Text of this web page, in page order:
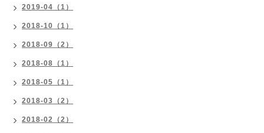
2019-04（1）
2018-10（1）
2018-09（2）
2018-08（1）
2018-05（1）
2018-03（2）
2018-02（2）